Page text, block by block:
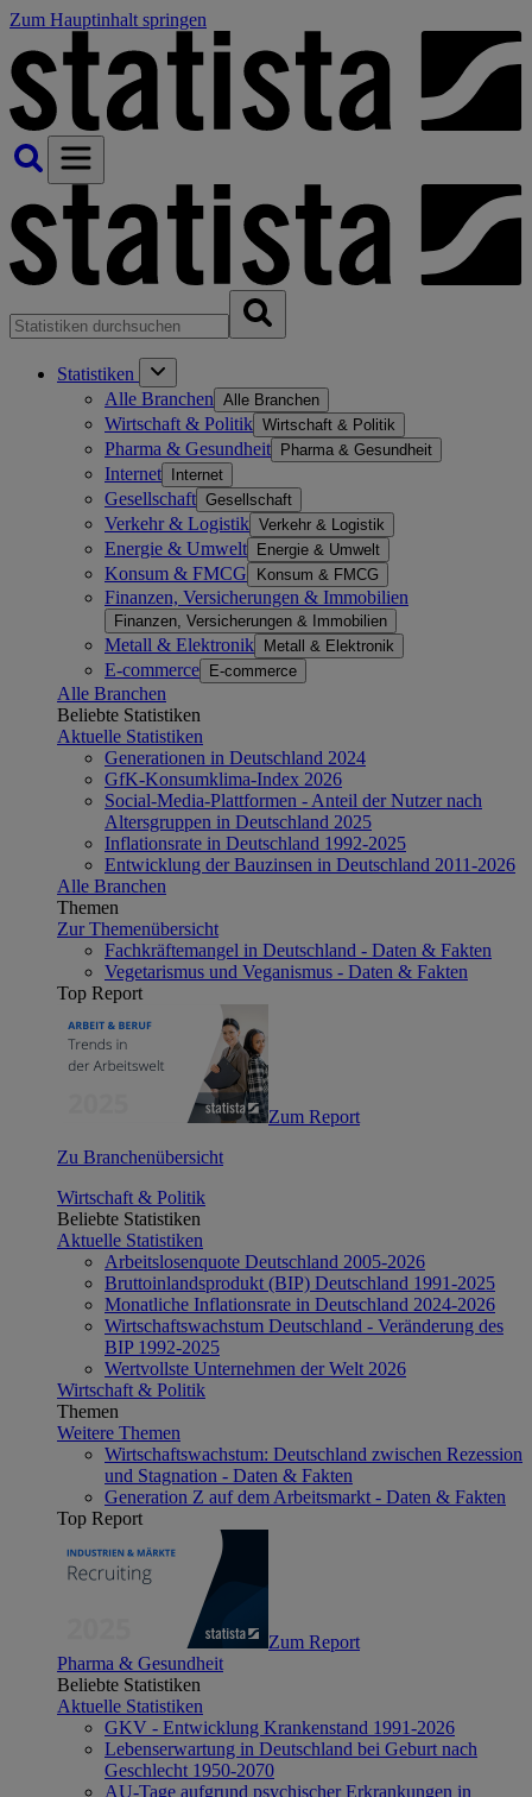
Zum Hauptinhalt springen
Statistiken
Alle Branchen Alle Branchen
Wirtschaft & Politik Wirtschaft & Politik
Pharma & Gesundheit Pharma & Gesundheit
Internet Internet
Gesellschaft Gesellschaft
Verkehr & Logistik Verkehr & Logistik
Energie & Umwelt Energie & Umwelt
Konsum & FMCG Konsum & FMCG
Finanzen, Versicherungen & Immobilien
Finanzen, Versicherungen & Immobilien
Metall & Elektronik Metall & Elektronik
E-commerce E-commerce
Alle Branchen
Beliebte Statistiken
Aktuelle Statistiken
Generationen in Deutschland 2024
GfK-Konsumklima-Index 2026
Social-Media-Plattformen - Anteil der Nutzer nach
Altersgruppen in Deutschland 2025
Inflationsrate in Deutschland 1992-2025
Entwicklung der Bauzinsen in Deutschland 2011-2026
Alle Branchen
Themen
Zur Themenübersicht
Fachkräftemangel in Deutschland - Daten & Fakten
Vegetarismus und Veganismus - Daten & Fakten
Top Report
Zum Report
Zu Branchenübersicht
Wirtschaft & Politik
Beliebte Statistiken
Aktuelle Statistiken
Arbeitslosenquote Deutschland 2005-2026
Bruttoinlandsprodukt (BIP) Deutschland 1991-2025
Monatliche Inflationsrate in Deutschland 2024-2026
Wirtschaftswachstum Deutschland - Veränderung des
BIP 1992-2025
Wertvollste Unternehmen der Welt 2026
Wirtschaft & Politik
Themen
Weitere Themen
Wirtschaftswachstum: Deutschland zwischen Rezession
und Stagnation - Daten & Fakten
Generation Z auf dem Arbeitsmarkt - Daten & Fakten
Top Report
Zum Report
Pharma & Gesundheit
Beliebte Statistiken
Aktuelle Statistiken
GKV - Entwicklung Krankenstand 1991-2026
Lebenserwartung in Deutschland bei Geburt nach
Geschlecht 1950-2070
AU-Tage aufgrund psychischer Erkrankungen in